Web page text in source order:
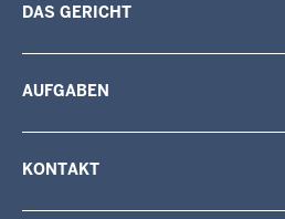
DAS GERICHT
AUFGABEN
KONTAKT